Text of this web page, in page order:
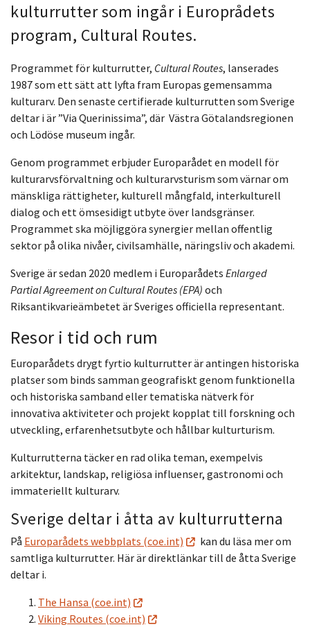
kulturrutter som ingår i Europrådets
program, Cultural Routes.
Programmet för kulturrutter, Cultural Routes, lanserades
1987 som ett sätt att lyfta fram Europas gemensamma
kulturarv. Den senaste certifierade kulturrutten som Sverige
deltar i är ”Via Querinissima”, där Västra Götalandsregionen
och Lödöse museum ingår.
Genom programmet erbjuder Europarådet en modell för
kulturarvsförvaltning och kulturarvsturism som värnar om
mänskliga rättigheter, kulturell mångfald, interkulturell
dialog och ett ömsesidigt utbyte över landsgränser.
Programmet ska möjliggöra synergier mellan offentlig
sektor på olika nivåer, civilsamhälle, näringsliv och akademi.
Sverige är sedan 2020 medlem i Europarådets Enlarged
Partial Agreement on Cultural Routes (EPA) och
Riksantikvarieämbetet är Sveriges officiella representant.
Resor i tid och rum
Europarådets drygt fyrtio kulturrutter är antingen historiska
platser som binds samman geografiskt genom funktionella
och historiska samband eller tematiska nätverk för
innovativa aktiviteter och projekt kopplat till forskning och
utveckling, erfarenhetsutbyte och hållbar kulturturism.
Kulturrutterna täcker en rad olika teman, exempelvis
arkitektur, landskap, religiösa influenser, gastronomi och
immateriellt kulturarv.
Sverige deltar i åtta av kulturrutterna
På Europarådets webbplats (coe.int)
kan du läsa mer om
samtliga kulturrutter. Här är direktlänkar till de åtta Sverige
deltar i.
The Hansa (coe.int)
Viking Routes (coe.int)